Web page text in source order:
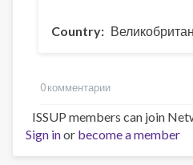
Country
0 комментарии
ISSUP members can join
Sign inor become a member